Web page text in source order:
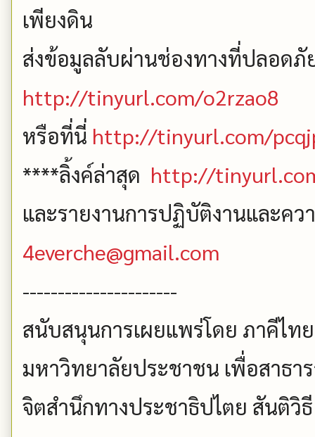
เพียงดิน
ส่งข้อมูลลับผ่านช่องทางที่ปลอดภั
http://tinyurl.com/o2rzao8
หรือที่นี่ http://tinyurl.com/
****ลิ้งค์ล่าสุด http://
และรายงานการปฏิบัติงานและค
4everche@gmail.com
----------------------
สนับสนุนการเผยแพร่โดย ภาคีไ
มหาวิทยาลัยประชาชน เพื่อสาธา
จิตสำนึกทางประชาธิปไตย สันติวิ